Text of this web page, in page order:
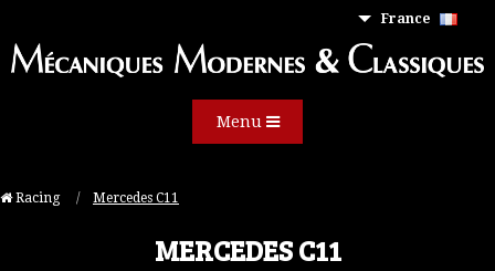
France
Menu
Racing Current:
Mercedes C11
MERCEDES C11